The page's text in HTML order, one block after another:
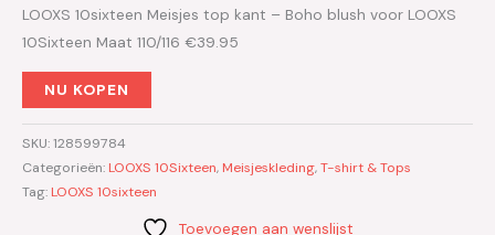
LOOXS 10sixteen Meisjes top kant – Boho blush voor LOOXS
10Sixteen Maat 110/116 €39.95
NU KOPEN
SKU:128599784
Categorieën: LOOXS 10Sixteen, Meisjeskleding,T-shirt & Tops
Tag: LOOXS 10sixteen
Toevoegen aan wenslijst